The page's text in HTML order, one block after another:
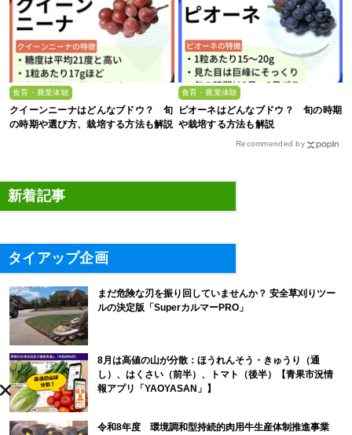
食育・農業体験
クイーンニーナはどんなブドウ？ 旬
の時期や選び方、栽培する方法も解説
食育・農業体験
ピオーネはどんなブドウ？ 旬の時期
や栽培する方法も解説
Recommended by
新着記事
タイアップ企画
まだ危険な刃を振り回していませんか？ 安全草刈りツー
ルの決定版「SuperカルマーPRO」
8月は高値の山が分散：ほうれんそう・きゅうり（通
し）、はくさい（前半）、トマト（後半）【青果市況情
報アプリ「YAOYASAN」】
令和8年度 環境調和型持続的肉用牛生産体制推進事業